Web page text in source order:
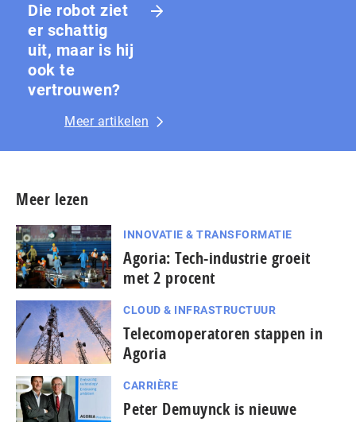
Die robot ziet
er schattig
uit, maar is hij
ook te
vertrouwen?
Meer artikelen
Meer lezen
INNOVATIE & TRANSFORMATIE
Agoria: Tech-industrie groeit
met 2 procent
CLOUD & INFRASTRUCTUUR
Telecomoperatoren stappen in
Agoria
CARRIÈRE
Peter Demuynck is nieuwe